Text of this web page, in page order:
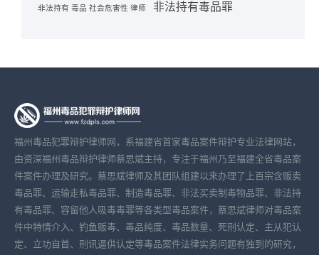
非法持有 毒品 社会危害性 律师 非法持有毒品罪
福州毒品犯罪辩护律师网，系福建省首家毒品案件辩护专业法律网站，
由资深福州毒品辩护律师蔡思斌主持，专注于福州乃至福建全省毒品案
件案件办理及研究。蔡思斌律师及其团队组建以来办理了上百宗含贩卖
毒品罪、运输走私毒品罪、制造毒品罪、非法买卖制毒物品罪、非法持
有毒品罪、容留他人吸毒毒罪等各类型毒品案件，蔡思斌律师对毒品案
件中特情介入、钓鱼贩毒、毒品纯度、毒品数量、死刑认定、主从犯认
定、立功自首、刑讯逼供认定等毒品案件法律实务问题有独到的研究，